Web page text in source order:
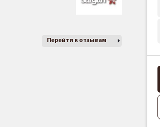
Перейти к отзывам